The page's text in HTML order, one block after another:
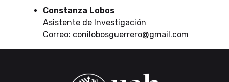
Constanza Lobos
Asistente de Investigación
Correo: conilobosguerrero@gmail.com